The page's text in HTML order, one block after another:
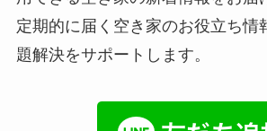
定期的に届く空き家のお役立ち情
題解決をサポートします。